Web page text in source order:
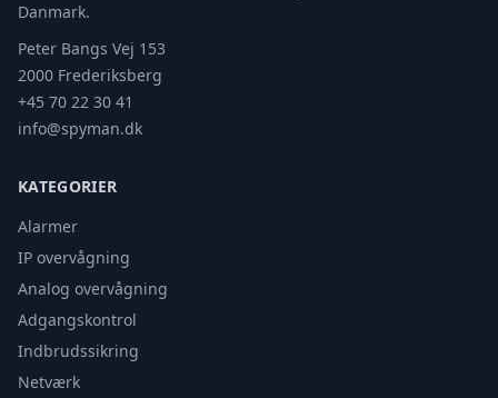
Danmark.
Peter Bangs Vej 153
2000 Frederiksberg
+45 70 22 30 41
info@spyman.dk
KATEGORIER
Alarmer
IP overvågning
Analog overvågning
Adgangskontrol
Indbrudssikring
Netværk